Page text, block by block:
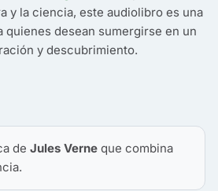
y la ciencia, este audiolibro es una
desean sumergirse en un
y descubrimiento.
de Jules Verne que combina